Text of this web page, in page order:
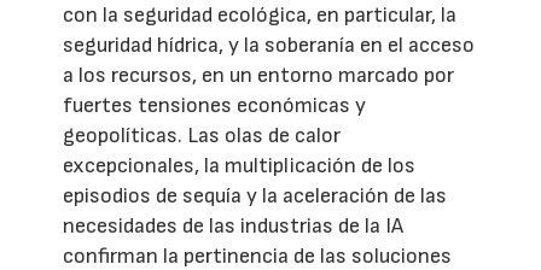
con la seguridad ecológica, en particular, la
seguridad hídrica, y la soberanía en el acceso
a los recursos, en un entorno marcado por
fuertes tensiones económicas y
geopolíticas. Las olas de calor
excepcionales, la multiplicación de los
episodios de sequía y la aceleración de las
necesidades de las industrias de la IA
confirman la pertinencia de las soluciones